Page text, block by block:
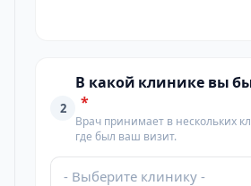
2
В какой клинике вы
*
Врач принимает в нескольких
где был ваш визит.
- Выберите клинику -